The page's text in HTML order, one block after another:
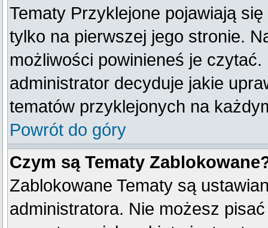
Tematy Przyklejone pojawiają
tylko na pierwszej jego stronie.
możliwości powinieneś je czytać.
administrator decyduje jakie
tematów przyklejonych na
Powrót do góry
Czym są Tematy
Zablokowane Tematy są
administratora. Nie możesz